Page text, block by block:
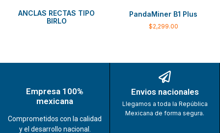
ANCLAS RECTAS TIPO
BIRLO
PandaMiner B1 Plus
$2,299.00
Empresa 100%
mexicana
Comprometidos con la calidad
y el desarrollo nacional.
Envios nacionales
Llegamos a toda la República
Mexicana de forma segura.